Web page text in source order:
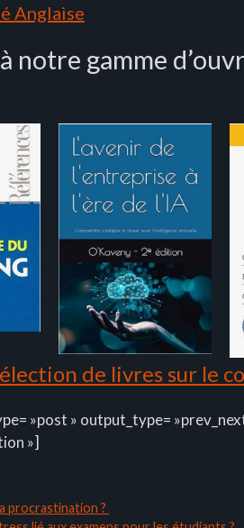
Anglaise
notre gamme
de livres sur le
»post » output_type=
»]
procrastination ?